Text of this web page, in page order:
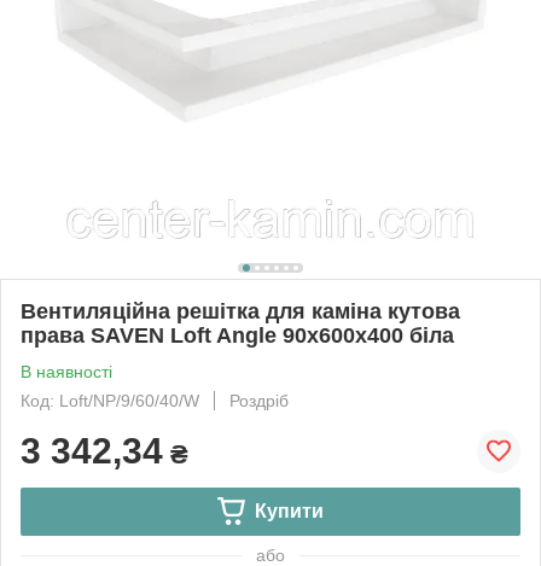
Вентиляційна решітка для каміна кутова
права SAVEN Loft Angle 90х600х400 біла
В наявності
Код: Loft/NP/9/60/40/W
Роздріб
3 342,34 ₴
Купити
або